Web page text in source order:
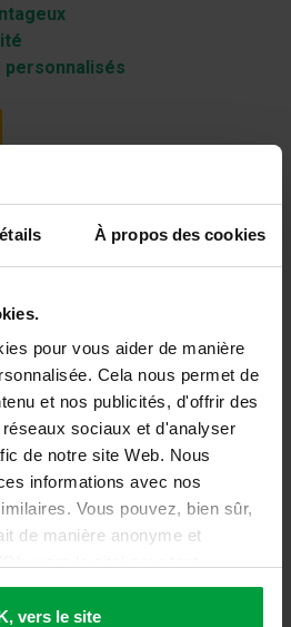
À propos des cookies
pour vous aider de manière
Cela nous permet de
et nos publicités, d'offrir des
sociaux et d'analyser
de notre site Web. Nous
informations avec nos
Vous pouvez, bien sûr,
de manière anonyme et
vos préférences.
vers le site
personnalisés
1
INTÉRESSANT